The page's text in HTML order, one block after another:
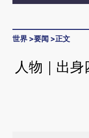
世界 >要闻 >正文
人物｜出